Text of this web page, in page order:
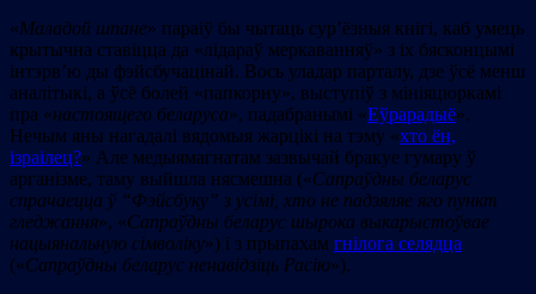
«Маладой шпане» параіў бы чытаць сур’ёзныя кнігі, каб умець
крытычна ставіцца да «лідараў меркаванняў» з іх бясконцымі
інтэрв’ю ды фэйсбучацінай. Вось уладар парталу, дзе ўсё менш
аналітыкі, а ўсё болей «папкорну», выступіў з мініяцюркамі
пра «настоящего беларуса», падабранымі «Еўрарадыё».
Нечым яны нагадалі вядомыя жарцікі на тэму «хто ён,
ізраілец?» Але медыямагнатам зазвычай бракуе гумару ў
арганізме, таму выйшла нясмешна («Сапраўдны беларус
спрачаецца ў “Фэйсбуку” з усімі, хто не падзяляе яго пункт
гледжання», «Сапраўдны беларус шырока выкарыстоўвае
нацыянальную сімволіку») і з прыпахам гнілога селядца
(«Сапраўдны беларус ненавідзіць Расію»).